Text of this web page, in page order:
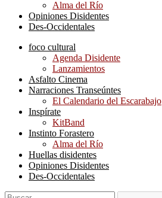
Alma del Río
Opiniones Disidentes
Des-Occidentales
foco cultural
Agenda Disidente
Lanzamientos
Asfalto Cinema
Narraciones Transeúntes
El Calendario del Escarabajo
Inspírate
KitBand
Instinto Forastero
Alma del Río
Huellas disidentes
Opiniones Disidentes
Des-Occidentales